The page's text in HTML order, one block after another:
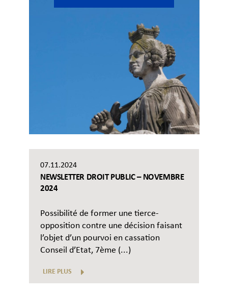
07.11.2024
NEWSLETTER DROIT PUBLIC – NOVEMBRE
2024
Possibilité de former une tierce-
opposition contre une décision faisant
l’objet d’un pourvoi en cassation
Conseil d’Etat, 7ème (...)
LIRE PLUS